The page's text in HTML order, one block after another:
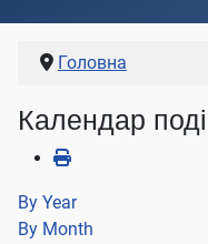
Головна
Календар
By Year
By Month